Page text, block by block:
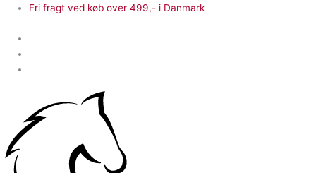
indholdet
Fri fragt ved køb over 499,- i Danmark